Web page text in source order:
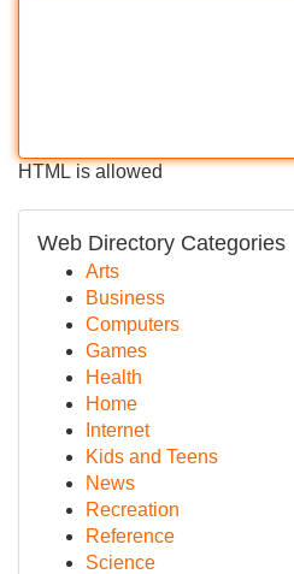
HTML is allowed
Web Directory Categories
Arts
Business
Computers
Games
Health
Home
Internet
Kids and Teens
News
Recreation
Reference
Science